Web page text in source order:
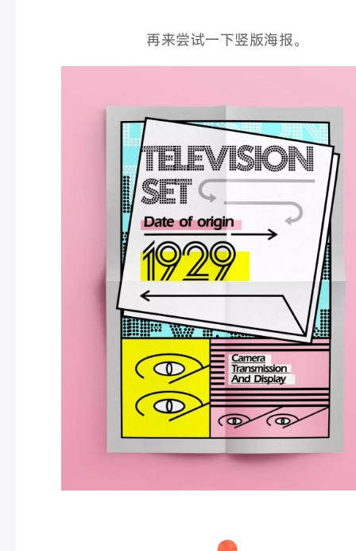
再来尝试一下竖版海报。